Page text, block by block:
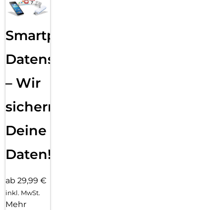
Smartphone
Datensicherung
– Wir
sichern
Deine
Daten!
ab 29,99 €
inkl. MwSt.
Mehr